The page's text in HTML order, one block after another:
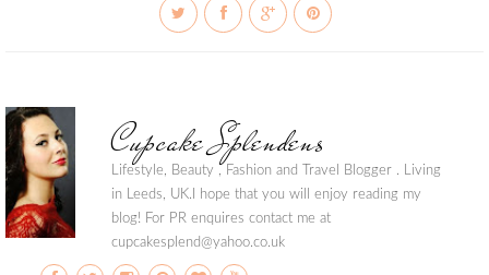
Cupcake Splendens
Lifestyle, Beauty , Fashion and Travel Blogger . Living
in Leeds, UK.I hope that you will enjoy reading my
blog! For PR enquires contact me at
cupcakesplend@yahoo.co.uk